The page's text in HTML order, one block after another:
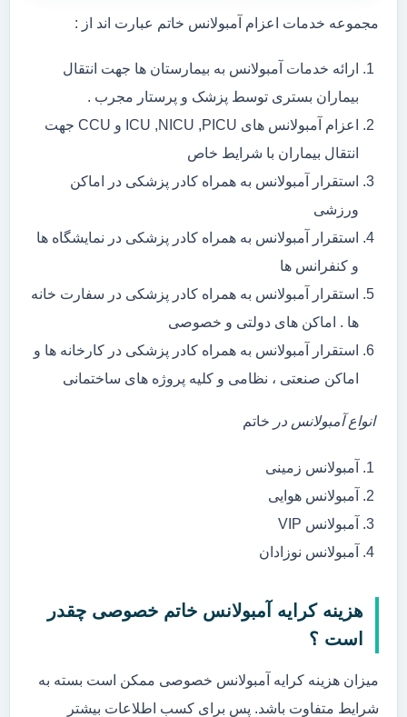
مجموعه خدمات اعزام آمبولانس خاتم عبارت اند از :
ارائه خدمات آمبولانس به بیمارستان ها جهت انتقال
بیماران بستری توسط پزشک و پرستار مجرب .
اعزام آمبولانس های ICU ,NICU ,PICU و CCU جهت
انتقال بیماران با شرایط خاص
استقرار آمبولانس به همراه کادر پزشکی در اماکن
ورزشی
استقرار آمبولانس به همراه کادر پزشکی در نمایشگاه ها
و کنفرانس ها
استقرار آمبولانس به همراه کادر پزشکی در سفارت خانه
ها . اماکن های دولتی و خصوصی
استقرار آمبولانس به همراه کادر پزشکی در کارخانه ها و
اماکن صنعتی ، نظامی و کلیه پروژه های ساختمانی
انواع آمبولانس در خاتم
آمبولانس زمینی
آمبولانس هوایی
آمبولانس VIP
آمبولانس نوزادان
هزینه کرایه آمبولانس خاتم خصوصی چقدر
است ؟
میزان هزینه کرایه آمبولانس خصوصی ممکن است بسته به
شرایط متفاوت باشد. پس برای کسب اطلاعات بیشتر